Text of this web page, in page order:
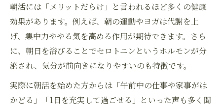
健康と両立する朝活の注意点を解説
朝活による生活リズム変化と心身への影響
朝活とは何かメリットデメリットから考察
朝活には「メリットだらけ」と言われるほど多くの健康
効果があります。例えば、朝の運動やヨガは代謝を上
げ、集中力ややる気を高める作用が期待できます。さら
に、朝日を浴びることでセロトニンというホルモンが分
泌され、気分が前向きになりやすいのも特徴です。
実際に朝活を始めた方からは「午前中の仕事や家事がは
かどる」「1日を充実して過ごせる」といった声も多く聞